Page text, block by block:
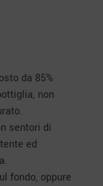
da 85%
non
sentori di
ed
fondo, oppure